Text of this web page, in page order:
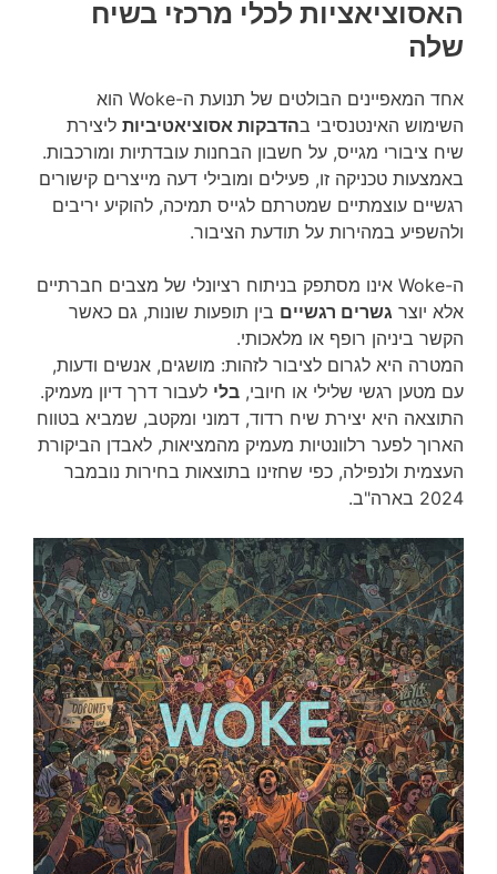
האסוציאציות לכלי מרכזי בשיח
שלה
אחד המאפיינים הבולטים של תנועת ה-Woke הוא
השימוש האינטנסיבי בהדבקות אסוציאטיביות ליצירת
שיח ציבורי מגייס, על חשבון הבחנות עובדתיות ומורכבות.
באמצעות טכניקה זו, פעילים ומובילי דעה מייצרים קישורים
רגשיים עוצמתיים שמטרתם לגייס תמיכה, להוקיע יריבים
ולהשפיע במהירות על תודעת הציבור.
ה-Woke אינו מסתפק בניתוח רציונלי של מצבים חברתיים
אלא יוצר גשרים רגשיים בין תופעות שונות, גם כאשר
הקשר ביניהן רופף או מלאכותי.
המטרה היא לגרום לציבור לזהות: מושגים, אנשים ודעות,
עם מטען רגשי שלילי או חיובי, בלי לעבור דרך דיון מעמיק.
התוצאה היא יצירת שיח רדוד, דמוני ומקטב, שמביא בטווח
הארוך לפער רלוונטיות מעמיק מהמציאות, לאבדן הביקורת
העצמית ולנפילה, כפי שחזינו בתוצאות בחירות נובמבר
2024 בארה"ב.